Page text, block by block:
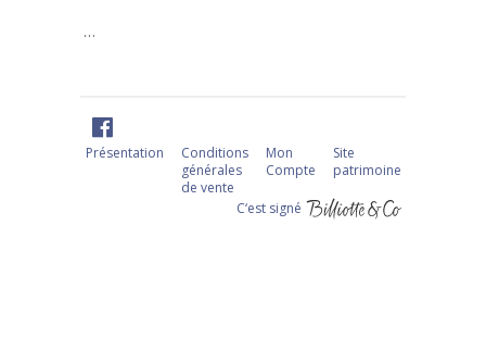
…
Présentation
Conditions
générales
de vente
Mon
Compte
Site
patrimoine
C‘est signé